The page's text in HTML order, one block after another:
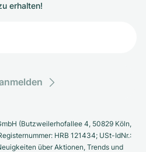
erhalten!
(Butzweilerhofallee 4, 50829 Köln,
HRB 121434; USt-IdNr.:
über Aktionen, Trends und